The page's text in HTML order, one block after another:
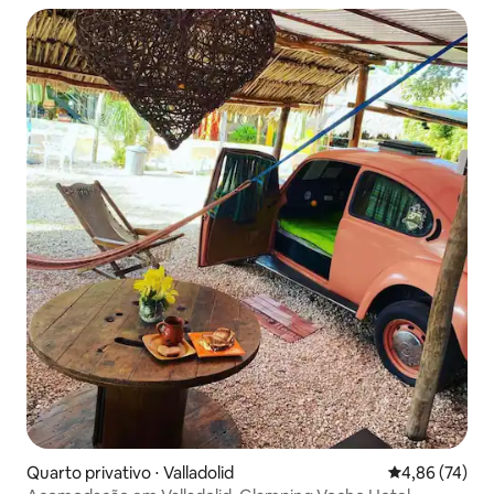
Quarto privativo ⋅ Valladolid 4,86 de uma
4,86 (74)